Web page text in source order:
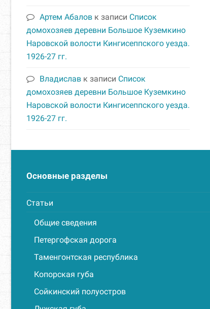
Артем Абалов к записи Список
домохозяев деревни Большое Куземкино
Наровской волости Кингисеппского уезда.
1926-27 гг.
Владислав к записи Список
домохозяев деревни Большое Куземкино
Наровской волости Кингисеппского уезда.
1926-27 гг.
Основные разделы
Статьи
Общие сведения
Петергофская дорога
Таменгонтская республика
Копорская губа
Сойкинский полуостров